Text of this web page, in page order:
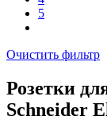
5
Очистить фильтр
Розетки
Schneider